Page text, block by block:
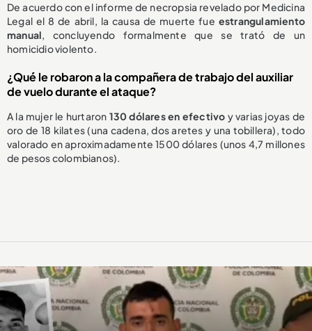
De acuerdo con el informe de necropsia revelado por Medicina
Legal el 8 de abril, la causa de muerte fue estrangulamiento
manual, concluyendo formalmente que se trató de un
homicidio violento.
¿Qué le robaron a la compañera de trabajo del auxiliar
de vuelo durante el ataque?
A la mujer le hurtaron 130 dólares en efectivo y varias joyas de
oro de 18 kilates (una cadena, dos aretes y una tobillera), todo
valorado en aproximadamente 1500 dólares (unos 4,7 millones
de pesos colombianos).